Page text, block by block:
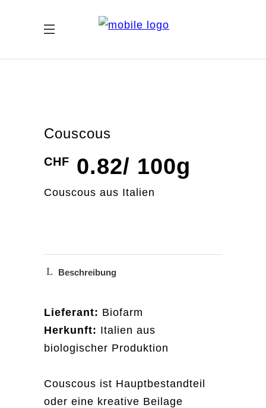
Couscous
CHF 0.82/ 100g
Couscous aus Italien
Beschreibung
Lieferant: Biofarm
Herkunft: Italien aus
biologischer Produktion
Couscous ist Hauptbestandteil
oder eine kreative Beilage
Palette – Unverpackt Einkaufen
info@palette-bern.ch
Impressum